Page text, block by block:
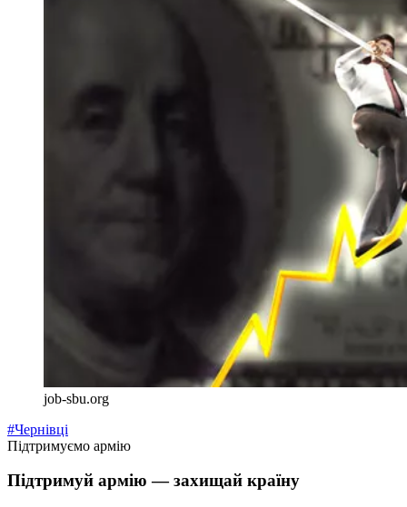
job-sbu.org
#Чернівці
Підтримуємо армію
Підтримуй армію — захищай країну